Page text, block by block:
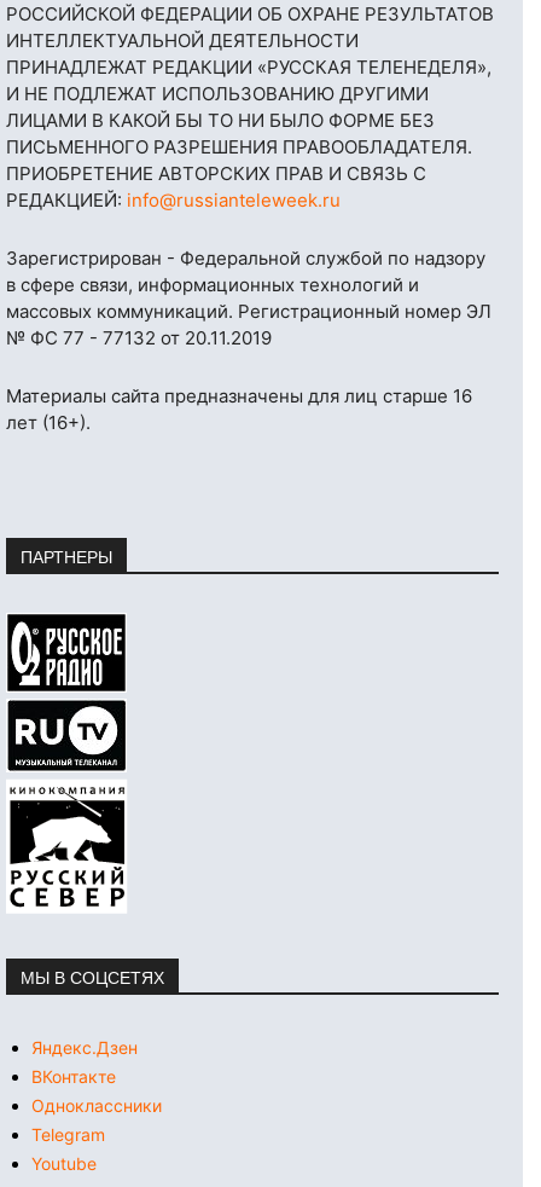
РОССИЙСКОЙ ФЕДЕРАЦИИ ОБ ОХРАНЕ РЕЗУЛЬТАТОВ
ИНТЕЛЛЕКТУАЛЬНОЙ ДЕЯТЕЛЬНОСТИ
ПРИНАДЛЕЖАТ РЕДАКЦИИ «РУССКАЯ ТЕЛЕНЕДЕЛЯ»,
И НЕ ПОДЛЕЖАТ ИСПОЛЬЗОВАНИЮ ДРУГИМИ
ЛИЦАМИ В КАКОЙ БЫ ТО НИ БЫЛО ФОРМЕ БЕЗ
ПИСЬМЕННОГО РАЗРЕШЕНИЯ ПРАВООБЛАДАТЕЛЯ.
ПРИОБРЕТЕНИЕ АВТОРСКИХ ПРАВ И СВЯЗЬ С
РЕДАКЦИЕЙ: info@russianteleweek.ru
Зарегистрирован - Федеральной службой по надзору
в сфере связи, информационных технологий и
массовых коммуникаций. Регистрационный номер ЭЛ
№ ФС 77 - 77132 от 20.11.2019
Материалы сайта предназначены для лиц старше 16
лет (16+).
ПАРТНЕРЫ
МЫ В СОЦСЕТЯХ
Яндекс.Дзен
ВКонтакте
Одноклассники
Telegram
Youtube